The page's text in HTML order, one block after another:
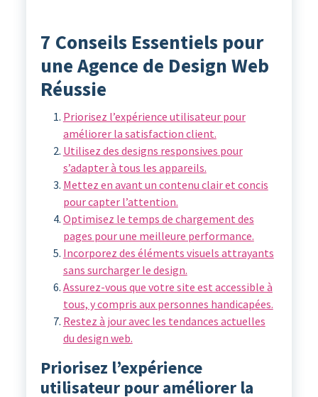
7 Conseils Essentiels pour
une Agence de Design Web
Réussie
Priorisez l’expérience utilisateur pour
améliorer la satisfaction client.
Utilisez des designs responsives pour
s’adapter à tous les appareils.
Mettez en avant un contenu clair et concis
pour capter l’attention.
Optimisez le temps de chargement des
pages pour une meilleure performance.
Incorporez des éléments visuels attrayants
sans surcharger le design.
Assurez-vous que votre site est accessible à
tous, y compris aux personnes handicapées.
Restez à jour avec les tendances actuelles
du design web.
Priorisez l’expérience
utilisateur pour améliorer la